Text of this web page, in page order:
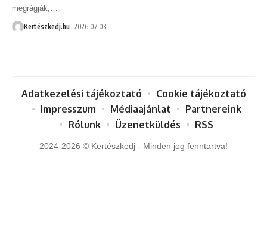
megrágják,
Kertészkedj.hu 2026.07.03.
2024-2026 © Kertészkedj - Minden jog fenntartva!
Adatkezelési tájékoztató
Cookie tájékoztató
Impresszum
Médiaajánlat
Partnereink
Rólunk
Üzenetküldés RSS